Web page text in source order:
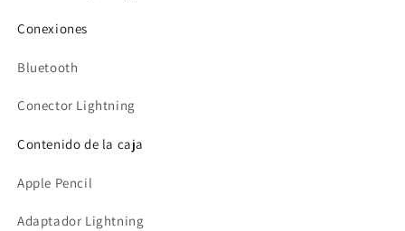
Conexiones
Bluetooth
Conector Lightning
Contenido de la caja
Apple Pencil
Adaptador Lightning